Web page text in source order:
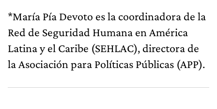
*María Pía Devoto es la coordinadora de la
Red de Seguridad Humana en América
Latina y el Caribe (SEHLAC), directora de
la Asociación para Políticas Públicas (APP).